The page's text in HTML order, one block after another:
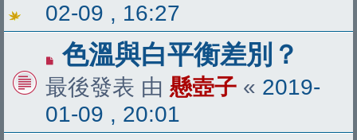
02-09 , 16:27
色溫與白平衡差別？
最後發表 由 懸壺子 « 2019-
01-09 , 20:01